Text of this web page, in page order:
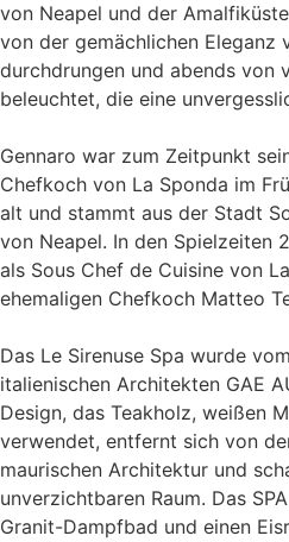
von Neapel und der
von der gemächlichen Eleganz
durchdrungen und abends von
beleuchtet, die eine
Gennaro war zum Zeitpunkt
Chefkoch von La Sponda im
alt und stammt aus der Stadt
von Neapel. In den Spielzeiten
als Sous Chef de Cuisine von
ehemaligen Chefkoch Matteo
Das Le Sirenuse Spa wurde
italienischen Architekten GAE
Design, das Teakholz, weißen
verwendet, entfernt sich von
maurischen Architektur und
unverzichtbaren Raum. Das
Granit-Dampfbad und einen